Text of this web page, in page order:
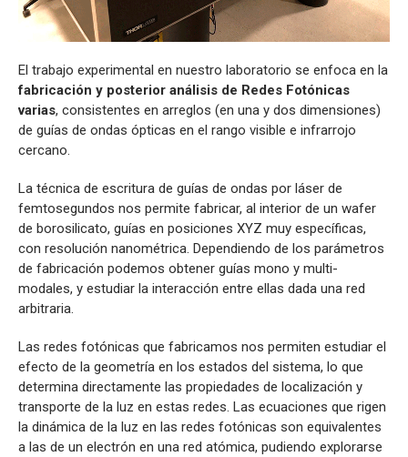
El trabajo experimental en nuestro laboratorio se enfoca en la
fabricación y posterior análisis de Redes Fotónicas
varias, consistentes en arreglos (en una y dos dimensiones)
de guías de ondas ópticas en el rango visible e infrarrojo
cercano.
La técnica de escritura de guías de ondas por láser de
femtosegundos nos permite fabricar, al interior de un wafer
de borosilicato, guías en posiciones XYZ muy específicas,
con resolución nanométrica. Dependiendo de los parámetros
de fabricación podemos obtener guías mono y multi-
modales, y estudiar la interacción entre ellas dada una red
arbitraria.
Las redes fotónicas que fabricamos nos permiten estudiar el
efecto de la geometría en los estados del sistema, lo que
determina directamente las propiedades de localización y
transporte de la luz en estas redes. Las ecuaciones que rigen
la dinámica de la luz en las redes fotónicas son equivalentes
a las de un electrón en una red atómica, pudiendo explorarse